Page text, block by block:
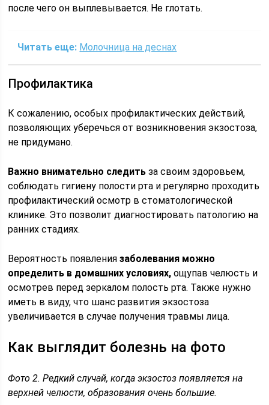
после чего он выплевывается. Не глотать.
Читать еще: Молочница на деснах
Профилактика
К сожалению, особых профилактических действий,
позволяющих уберечься от возникновения экзостоза,
не придумано.
Важно внимательно следить за своим здоровьем,
соблюдать гигиену полости рта и регулярно проходить
профилактический осмотр в стоматологической
клинике. Это позволит диагностировать патологию на
ранних стадиях.
Вероятность появлениязаболевания можно
определить в домашних условиях, ощупав челюсть и
осмотрев перед зеркалом полость рта. Также нужно
иметь в виду, что шанс развития экзостоза
увеличивается в случае получения травмы лица.
Как выглядит болезнь на фото
Фото 2. Редкий случай, когда экзостоз появляется на
верхней челюсти, образования очень большие.